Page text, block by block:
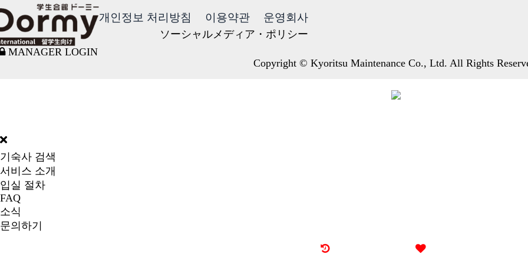
MANAGER LOGIN
개인정보 처리방침 이용약관 운영회사
ソーシャルメディア・ポリシー
Copyright © Kyoritsu Maintenance Co., Ltd. All Rights
기숙사 검색
서비스 소개
입실 절차
FAQ
소식
문의하기